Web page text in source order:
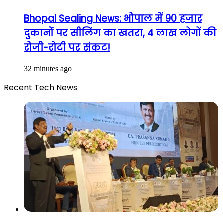
Bhopal Sealing News: भोपाल में 90 हजार
दुकानों पर सीलिंग का खतरा, 4 लाख लोगों की
रोजी-रोटी पर संकट!
32 minutes ago
Recent Tech News